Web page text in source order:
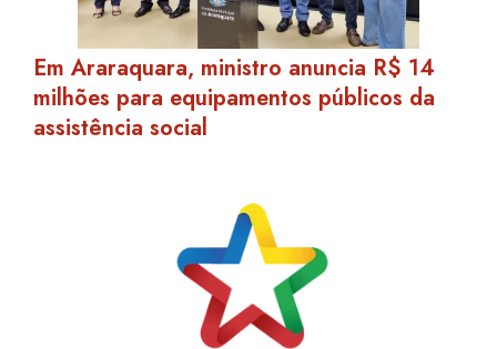
Em Araraquara, ministro anuncia R$ 14
milhões para equipamentos públicos da
assistência social